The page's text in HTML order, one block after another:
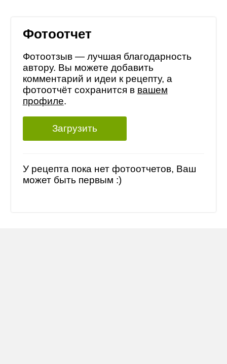
Фотоотчет
Фотоотзыв — лучшая благодарность
автору. Вы можете добавить
комментарий и идеи к рецепту, а
фотоотчёт сохранится в вашем
профиле.
Загрузить
У рецепта пока нет фотоотчетов, Ваш
может быть первым :)